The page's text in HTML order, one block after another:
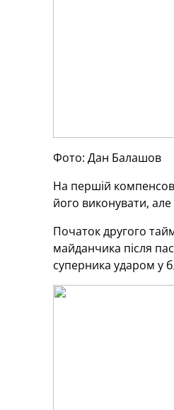
Фото: Дан Балашов
На першій
його виконувати, але
Початок другого
майданчика після
суперника ударом у